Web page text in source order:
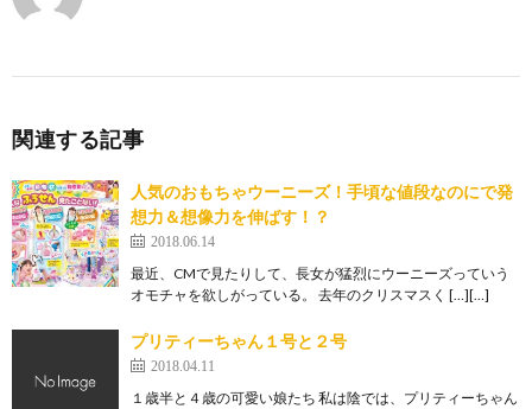
関連する記事
人気のおもちゃウーニーズ！手頃な値段なのにで発
想力＆想像力を伸ばす！？
2018.06.14
最近、CMで見たりして、長女が猛烈にウーニーズっていう
オモチャを欲しがっている。 去年のクリスマスく […][…]
プリティーちゃん１号と２号
2018.04.11
１歳半と４歳の可愛い娘たち 私は陰では、プリティーちゃん